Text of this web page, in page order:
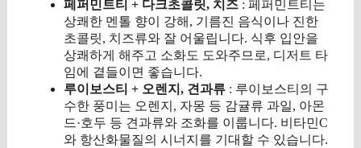
페퍼민트티 + 다크초콜릿, 치즈 : 페퍼민트티는
상쾌한 멘톨 향이 강해, 기름진 음식이나 진한
초콜릿, 치즈류와 잘 어울립니다. 식후 입안을
상쾌하게 해주고 소화도 도와주므로, 디저트 타
임에 곁들이면 좋습니다.
루이보스티 + 오렌지, 견과류 : 루이보스티의 구
수한 풍미는 오렌지, 자몽 등 감귤류 과일, 아몬
드·호두 등 견과류와 조화를 이룹니다. 비타민C
와 항산화물질의 시너지를 기대할 수 있습니다.